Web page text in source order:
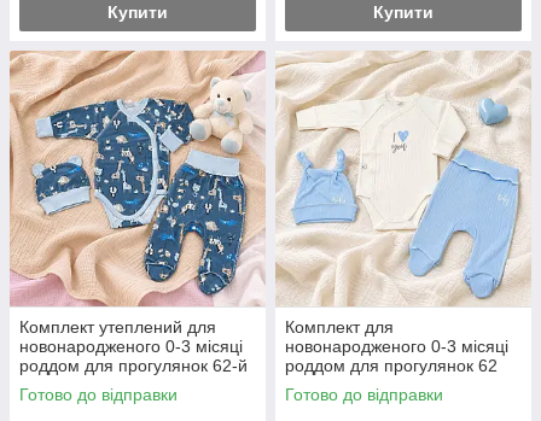
Купити Купити
Комплект утеплений для
новонародженого 0-3 місяці
роддом для прогулянок 62-й
розмір заміри на фото
Готово до відправки
Комплект для
новонародженого 0-3 місяці
роддом для прогулянок 62
розмір боді повзуни та
шапочка заміри на
Готово до відправки